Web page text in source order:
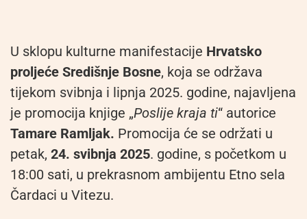
U sklopu kulturne manifestacije Hrvatsko
proljeće Središnje Bosne, koja se održava
tijekom svibnja i lipnja 2025. godine, najavljena
je promocija knjige „Poslije kraja ti“ autorice
Tamare Ramljak. Promocija će se održati u
petak, 24. svibnja 2025. godine, s početkom u
18:00 sati, u prekrasnom ambijentu Etno sela
Čardaci u Vitezu.